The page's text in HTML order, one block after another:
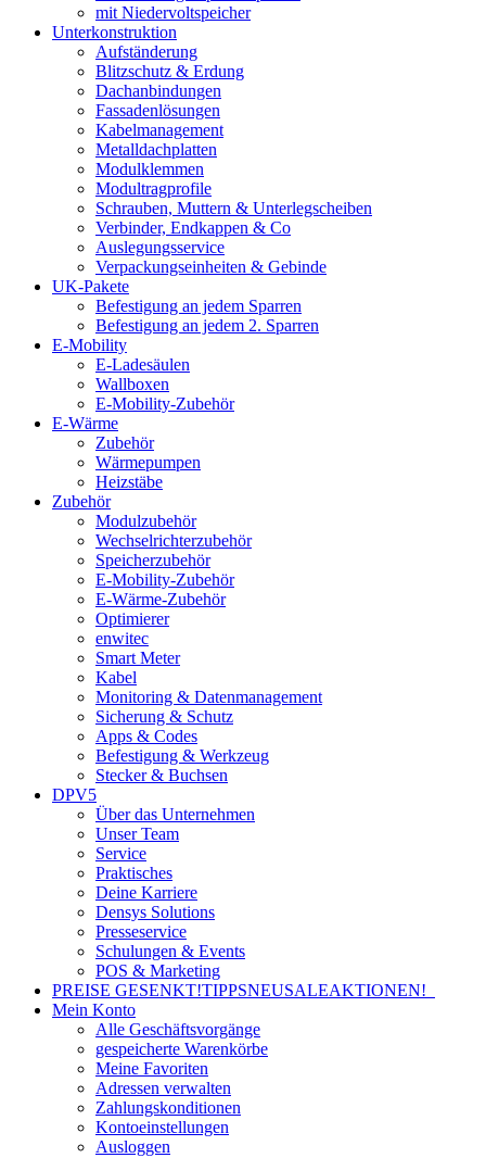
mit Niedervoltspeicher
Unterkonstruktion
Aufständerung
Blitzschutz & Erdung
Dachanbindungen
Fassadenlösungen
Kabelmanagement
Metalldachplatten
Modulklemmen
Modultragprofile
Schrauben, Muttern & Unterlegscheiben
Verbinder, Endkappen & Co
Auslegungsservice
Verpackungseinheiten & Gebinde
UK-Pakete
Befestigung an jedem Sparren
Befestigung an jedem 2. Sparren
E-Mobility
E-Ladesäulen
Wallboxen
E-Mobility-Zubehör
E-Wärme
Zubehör
Wärmepumpen
Heizstäbe
Zubehör
Modulzubehör
Wechselrichterzubehör
Speicherzubehör
E-Mobility-Zubehör
E-Wärme-Zubehör
Optimierer
enwitec
Smart Meter
Kabel
Monitoring & Datenmanagement
Sicherung & Schutz
Apps & Codes
Befestigung & Werkzeug
Stecker & Buchsen
DPV5
Über das Unternehmen
Unser Team
Service
Praktisches
Deine Karriere
Densys Solutions
Presseservice
Schulungen & Events
POS & Marketing
PREISE GESENKT!TIPPSNEUSALEAKTIONEN!
Mein Konto
Alle Geschäftsvorgänge
gespeicherte Warenkörbe
Meine Favoriten
Adressen verwalten
Zahlungskonditionen
Kontoeinstellungen
Ausloggen